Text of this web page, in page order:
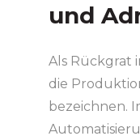
und
Als Rückgrat
die
bezeichnen.